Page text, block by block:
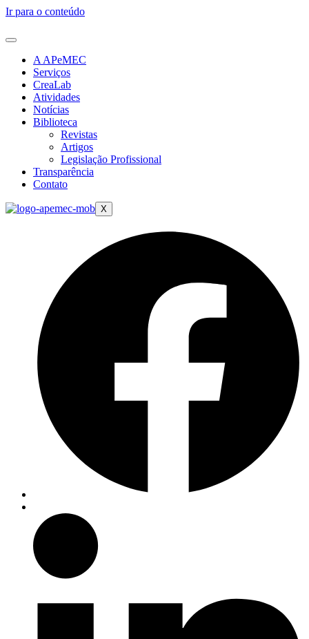
Ir para o conteúdo
A APeMEC
Serviços
CreaLab
Atividades
Notícias
Biblioteca
Revistas
Artigos
Legislação Profissional
Transparência
Contato
X